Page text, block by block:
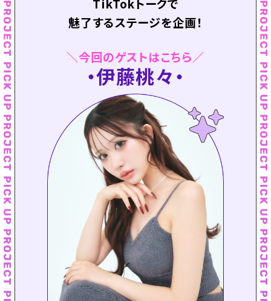
魅了するステージを企画！
＼今回のゲストはこちら／
伊藤桃々